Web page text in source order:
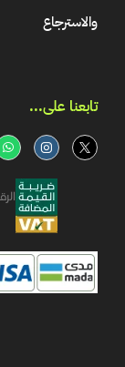
والاسترجاع
تابعنا على...​